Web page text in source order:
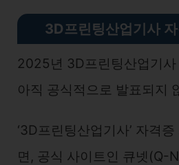
3D프린팅산업기사
2025년 3D프린팅산업기사
아직 공식적으로 발표되지
‘3D프린팅산업기사’ 자격
면, 공식 사이트인 큐넷(Q-